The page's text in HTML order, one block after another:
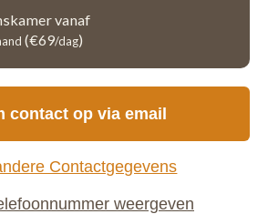
vanaf
(€69/dag)
contact op via email
Contactgegevens